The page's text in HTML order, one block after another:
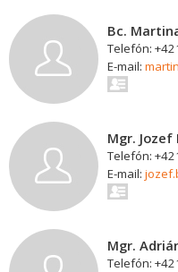
Bc.
Telefón:
E-mail:
Mgr. Jozef
Telefón:
E-mail:
Mgr.
Telefón: